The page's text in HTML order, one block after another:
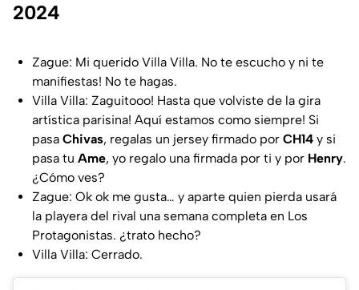
2024
Zague: Mi querido Villa Villa. No te escucho y ni te
manifiestas! No te hagas.
Villa Villa: Zaguitooo! Hasta que volviste de la gira
artística parisina! Aquí estamos como siempre! Si
pasa Chivas, regalas un jersey firmado por CH14 y si
pasa tu Ame, yo regalo una firmada por ti y por Henry.
¿Cómo ves?
Zague: Ok ok me gusta… y aparte quien pierda usará
la playera del rival una semana completa en Los
Protagonistas. ¿trato hecho?
Villa Villa: Cerrado.